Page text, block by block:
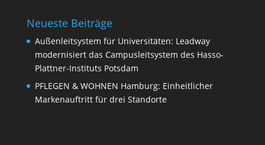
Neueste Beiträge
Außenleitsystem für Universitäten: Leadway
modernisiert das Campusleitsystem des Hasso-
Plattner-Instituts Potsdam
PFLEGEN & WOHNEN Hamburg: Einheitlicher
Markenauftritt für drei Standorte